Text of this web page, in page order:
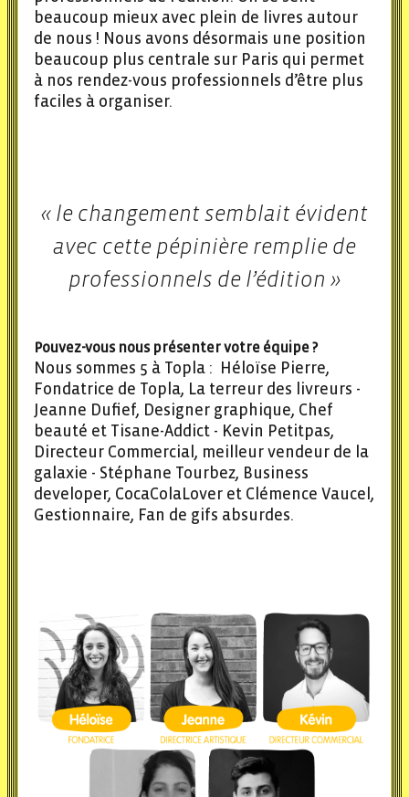
beaucoup mieux avec plein de livres autour
de nous ! Nous avons désormais une position
beaucoup plus centrale sur Paris qui permet
à nos rendez-vous professionnels d’être plus
faciles à organiser.
« le changement semblait évident
avec cette pépinière remplie de
professionnels de l’édition »
Pouvez-vous nous présenter votre équipe ?
Nous sommes 5 à Topla : Héloïse Pierre,
Fondatrice de Topla, La terreur des livreurs -
Jeanne Dufief, Designer graphique, Chef
beauté et Tisane-Addict - Kevin Petitpas,
Directeur Commercial, meilleur vendeur de la
galaxie - Stéphane Tourbez, Business
developer, CocaColaLover et Clémence Vaucel,
Gestionnaire, Fan de gifs absurdes.